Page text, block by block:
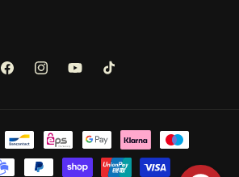
FacebookInstagramYouTubeTikTok